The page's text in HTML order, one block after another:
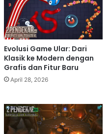
Evolusi Game Ular: Dari
Klasik ke Modern dengan
Grafis dan Fitur Baru
April 28, 2026